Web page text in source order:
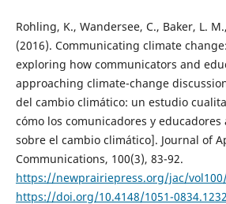
Rohling, K., Wandersee, C., Baker, L.
(2016). Communicating climate
exploring how communicators and
approaching climate-change
del cambio climático: un estudio
cómo los comunicadores y
sobre el cambio climático]. Journal of
Communications, 100(3), 83-92.
https://newprairiepress.org/jac/
https://doi.org/10.4148/1051-0834.1232